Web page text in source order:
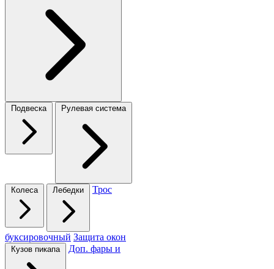
Подвеска Рулевая система
Колеса Лебедки Трос
буксировочный Защита окон
Кузов пикапа Доп. фары и